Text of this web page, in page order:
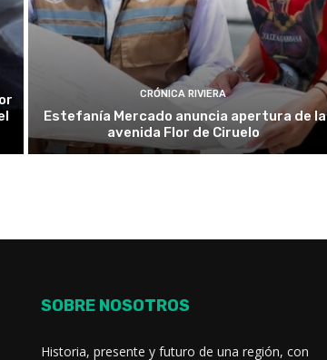
CRÓNICA RIVIERA
Estefanía Mercado anuncia apertura de la
avenida Flor de Ciruelo
SOBRE NOSOTROS
Historia, presente y futuro de una región, con